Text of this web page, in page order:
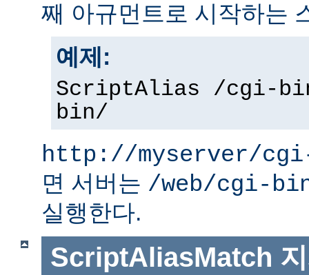
째 아규먼트로 시작하는
예제:
ScriptAlias /cgi-
bin/
http://myserver/
면 서버는 /web/cgi-
실행한다.
ScriptAliasMatch